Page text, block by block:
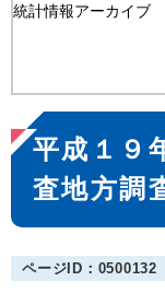
文統計情報アーカイブ
本
文
平成１９
査地方調
ページID：0500132